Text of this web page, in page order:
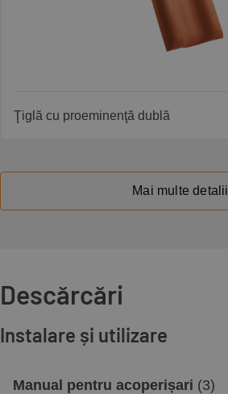
Ţiglă cu proeminenţă dublă
Mai multe detalii
Descărcări
Instalare și utilizare
Manual pentru acoperișari (3)